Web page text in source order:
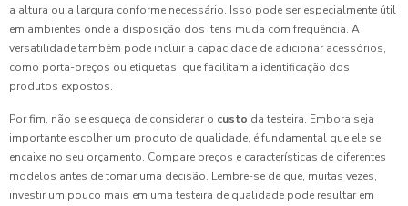
a altura ou a largura conforme necessário. Isso pode ser especialmente útil
em ambientes onde a disposição dos itens muda com frequência. A
versatilidade também pode incluir a capacidade de adicionar acessórios,
como porta-preços ou etiquetas, que facilitam a identificação dos
produtos expostos.
Por fim, não se esqueça de considerar o custo da testeira. Embora seja
importante escolher um produto de qualidade, é fundamental que ele se
encaixe no seu orçamento. Compare preços e características de diferentes
modelos antes de tomar uma decisão. Lembre-se de que, muitas vezes,
investir um pouco mais em uma testeira de qualidade pode resultar em